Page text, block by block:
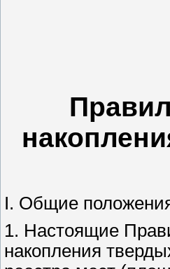
I. Общие
1. Настоящие
накопления